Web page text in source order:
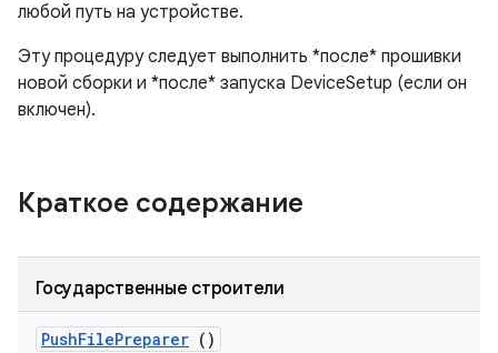
любой путь на устройстве.
Эту процедуру следует выполнить *после* прошивки
новой сборки и *после* запуска DeviceSetup (если он
включен).
Краткое содержание
Государственные строители
PushFilePreparer ()